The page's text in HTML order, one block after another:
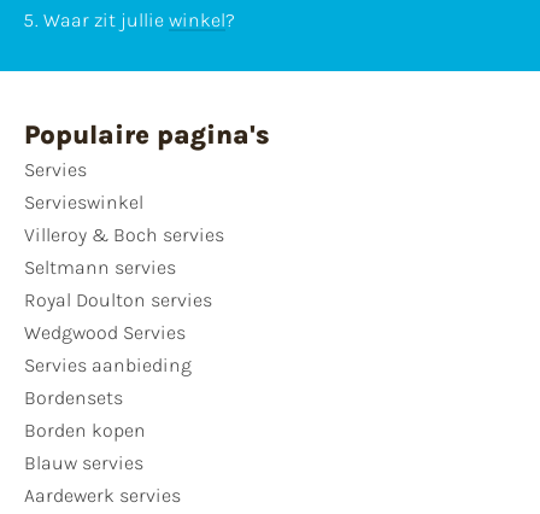
Waar zit jullie winkel?
Populaire pagina's
Servies
Servieswinkel
Villeroy & Boch servies
Seltmann servies
Royal Doulton servies
Wedgwood Servies
Servies aanbieding
Bordensets
Borden kopen
Blauw servies
Aardewerk servies